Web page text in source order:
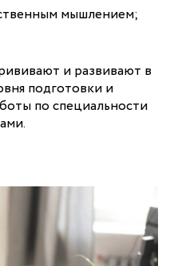
мышлением;
и развивают в
подготовки и
по специальности